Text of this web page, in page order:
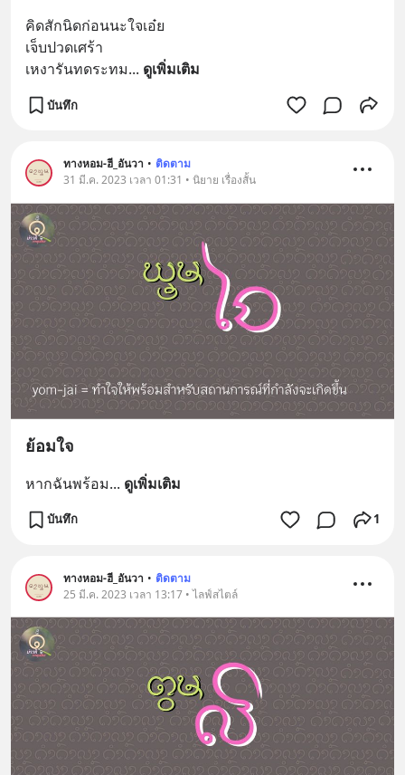
คิดสักนิดก่อนนะใจเอ๋ย
เจ็บปวดเศร้า
เหงารันทดระทม... ดูเพิ่มเติม
บันทึก
ทางหอม-ฮี_อันวา • ติดตาม
31 มี.ค. 2023 เวลา 01:31 • นิยาย เรื่องสั้น
ย้อมใจ
หากฉันพร้อม... ดูเพิ่มเติม
บันทึก 1
ทางหอม-ฮี_อันวา • ติดตาม
25 มี.ค. 2023 เวลา 13:17 • ไลฟ์สไตล์